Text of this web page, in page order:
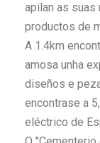
apilan as suas
productos de
A 1.4km
amosa unha
diseños e
encontrase a
eléctrico de